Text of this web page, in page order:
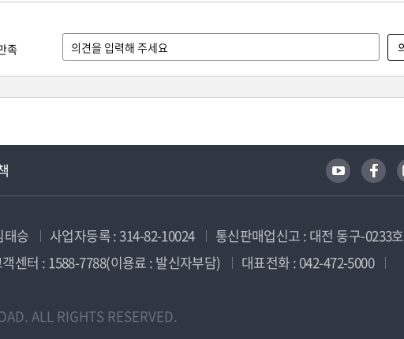
족
태승 사업자등록 : 314-82-10024
통신판매업신고 : 대전 동구-0233호
센터 : 1588-7788(이용료 : 발신자부담)
대표전화 : 042-472-5000
ALL RIGHTS RESERVED.